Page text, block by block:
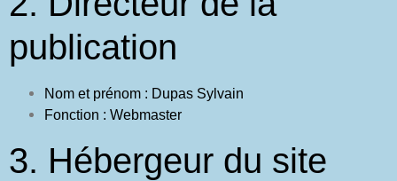
publication
Nom et prénom : Dupas Sylvain
Fonction : Webmaster
3. Hébergeur du site